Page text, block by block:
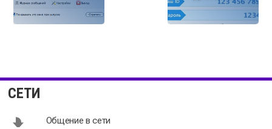
2.2 для Mac
2.11.972 для
СЕТИ
Общение в сети